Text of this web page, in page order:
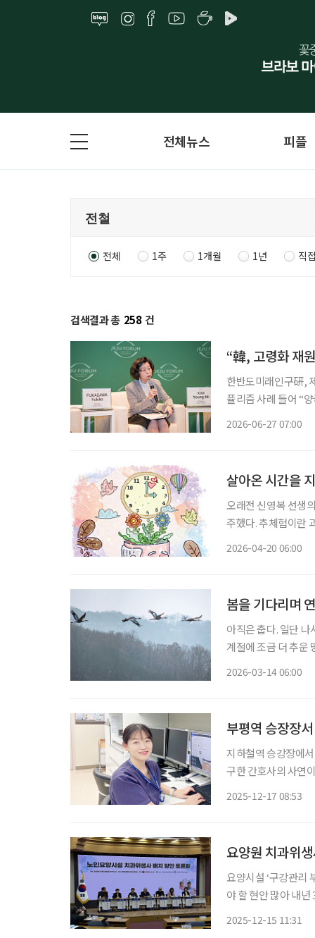
전체뉴스 피플
전체 1주 1개월 1년 직
검색결과 총 258 건
한반도미래인구硏, 제2차 미래인구포럼
퓰리즘 사례 들어 “양국 관광객, 유학생 등 ‘관계 인구’ 확대 시 2억 명 수준 팽창 가능” 한국이
2026-06-27 07:00
살아온 시간을
오래전 신영복 선생
주했다. 추체험이란
2026-04-20 06:00
봄을 기다리며
아직은 춥다. 일단
계절에 조금 더 추운
2026-03-14 06:00
부평역 승장장
지하철역 승강장에
구한 간호사의 사연
2025-12-17 08:53
요양원 치과위
요양시설 ‘구강관리
야 할 현안 많아 내년 3월 ‘의료·요양 등 지역 돌봄의 통합지원’이 본격화되는 시점을 앞두고,
2025-12-15 11:31